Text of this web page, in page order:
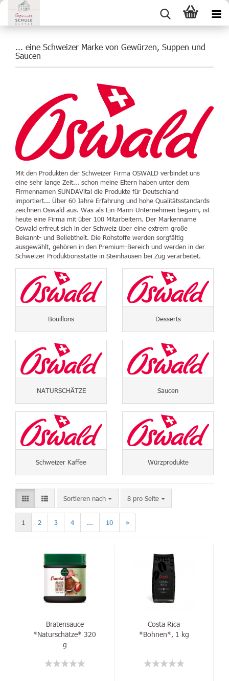
... eine Schweizer Marke von Gewürzen, Suppen und
Saucen
Mit den Produkten der Schweizer Firma OSWALD verbindet uns
eine sehr lange Zeit... schon meine Eltern haben unter dem
Firmennamen SUNDAVital die Produkte für Deutschland
importiert... Über 60 Jahre Erfahrung und hohe Qualitätsstandards
zeichnen Oswald aus. Was als Ein-Mann-Unternehmen begann, ist
heute eine Firma mit über 100 Mitarbeitern. Der Markenname
Oswald erfreut sich in der Schweiz über eine extrem große
Bekannt- und Beliebtheit. Die Rohstoffe werden sorgfältig
ausgewählt, gehören in den Premium-Bereich und werden in der
Schweizer Produktionsstätte in Steinhausen bei Zug verarbeitet.
Bouillons Desserts
NATURSCHÄTZE Saucen
Schweizer Kaffee Würzprodukte
Sortieren nach 8 pro Seite
1 2 3 4 ... 10 »
Bratensauce
*Naturschätze* 320
g
Costa Rica
*Bohnen*, 1 kg